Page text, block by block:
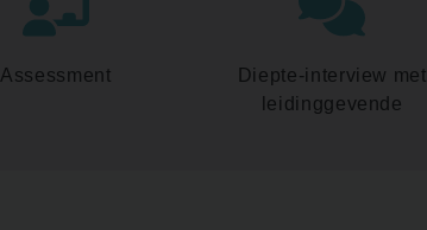
Assessment
Diepte-interview met
leidinggevende